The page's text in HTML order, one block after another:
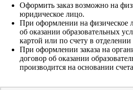
Оформить заказ возможно на
юридическое лицо.
При оформлении на физическое
об оказании образовательных
картой или по счету в отделении
При оформлении заказа на
договор об оказании
производится на основании